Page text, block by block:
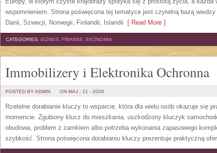
wspomnieniem. Strona poświęcona tej tematyce jest czytelną bazą
Danii, Szwecji, Norwegii, Finlandii, Islandii [ Read More ]
CATEGORIES: BIZNES, FINANSE, EKONOMIA
Immobilizery i Elektronika Ochronna
POSTED BY ADMIN ON MAJ - 21 - 2026
Rzetelne dorabianie kluczy to wsparcie, która dla wielu osób okazuje się
momencie. Zgubiony klucz do mieszkania, uszkodzony kluczyk
obudowa, problem z zamkiem albo potrzeba wykonania zapasowego
szybkość. Strona poświęcona dorabianiu kluczy prezentuje praktyczną